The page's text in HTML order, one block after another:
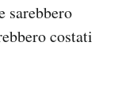
sarebbero
costati